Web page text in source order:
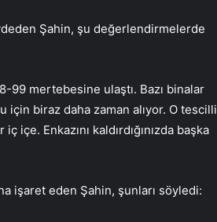
Şahin, şu değerlendirmelerde
99 mertebesine ulaştı. Bazı binalar
biraz daha zaman alıyor. O tescilli
içe. Enkazını kaldırdığınızda başka
işaret eden Şahin, şunları söyledi: